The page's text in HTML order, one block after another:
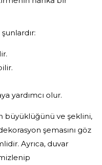
şunlardır:
yardımcı olur.
büyüklüğünü ve şeklini,
şemasını göz
Ayrıca, duvar